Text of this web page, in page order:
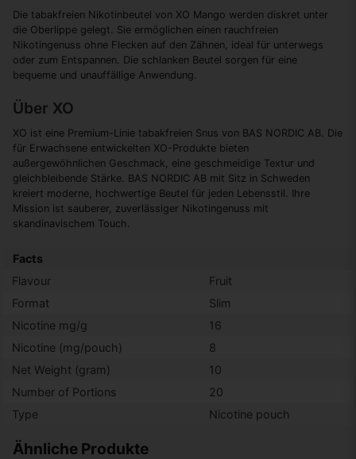
Ähnliche Produkte
Die tabakfreien Nikotinbeutel von XO Mango werden diskret unter
die Oberlippe gelegt. Sie ermöglichen einen rauchfreien
Nikotingenuss ohne Flecken auf den Zähnen, ideal für unterwegs
oder zum Entspannen. Die schlanken Beutel sorgen für eine
bequeme und unauffällige Anwendung.
Über XO
XO ist eine Premium-Linie tabakfreien Snus von BAS NORDIC AB. Die
für Erwachsene entwickelten XO-Produkte bieten
außergewöhnlichen Geschmack, eine geschmeidige Textur und
gleichbleibende Stärke. BAS NORDIC AB mit Sitz in Schweden
kreiert moderne, hochwertige Beutel für jeden Lebensstil. Ihre
Mission ist sauberer, zuverlässiger Nikotingenuss mit
skandinavischem Touch.
Facts
Flavour
Fruit
Format
Slim
Nicotine mg/g
16
Nicotine (mg/pouch)
8
Net Weight (gram)
10
Number of Portions
20
Type
Nicotine pouch